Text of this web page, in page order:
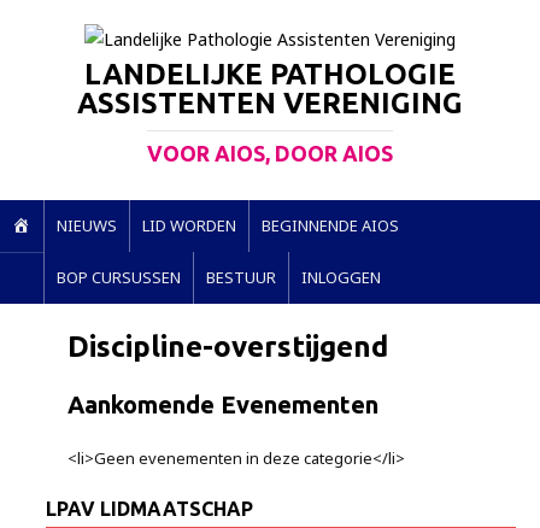
LANDELIJKE PATHOLOGIE
ASSISTENTEN VERENIGING
VOOR AIOS, DOOR AIOS
O
E
NIEUWS LID WORDEN BEGINNENDE AIOS
BOP CURSUSSEN BESTUUR INLOGGEN
Discipline-overstijgend
Aankomende Evenementen
<li>Geen evenementen in deze categorie</li>
LPAV LIDMAATSCHAP